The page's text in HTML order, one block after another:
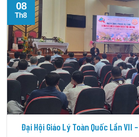
Đại Hội Giáo Lý Toàn Quốc Lần VII
08
Th8